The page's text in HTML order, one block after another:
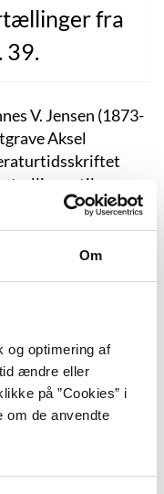
Om
og optimering af
ændre eller
på ”Cookies” i
om de anvendte
fra
39.
V. Jensen (1873-
Aksel
til
Johannes V.
sit forlag
efter udkom Aksel
få adskillige bøger
noveller, digte og
Folkeblad og et
i ”Fortællinger
egen tid